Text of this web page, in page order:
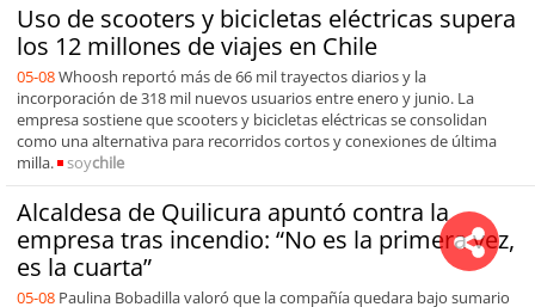
Uso de scooters y bicicletas eléctricas supera
los 12 millones de viajes en Chile
05-08Whoosh reportó más de 66 mil trayectos diarios y la
incorporación de 318 mil nuevos usuarios entre enero y junio. La
empresa sostiene que scooters y bicicletas eléctricas se consolidan
como una alternativa para recorridos cortos y conexiones de última
milla.
soychile
Alcaldesa de Quilicura apuntó contra la
empresa tras incendio: “No es la primera vez,
es la cuarta”
05-08 Paulina Bobadilla valoró que la compañía quedara bajo sumario